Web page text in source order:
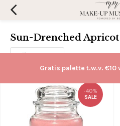
Gratis palette t.w.v.
Sun-Drenched Apricot
Filters
-40%
SALE